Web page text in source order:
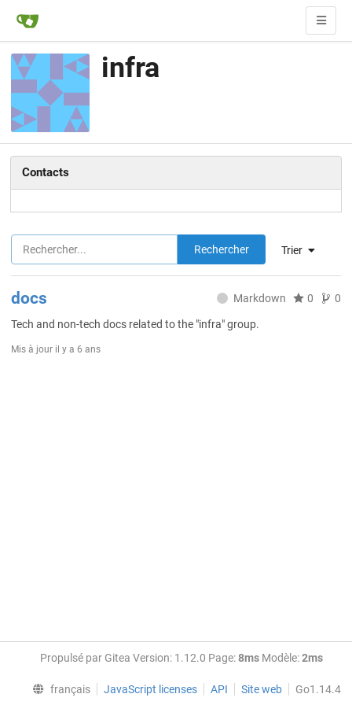
infra
Trier
Rechercher
docs Markdown 0 0
Tech and non-tech docs related to the "infra" group.
Mis à jour il y a 6 ans
Contacts
Propulsé par Gitea Version: 1.12.0 Page:8ms Modèle:2ms
français JavaScript licenses API Site web Go1.14.4